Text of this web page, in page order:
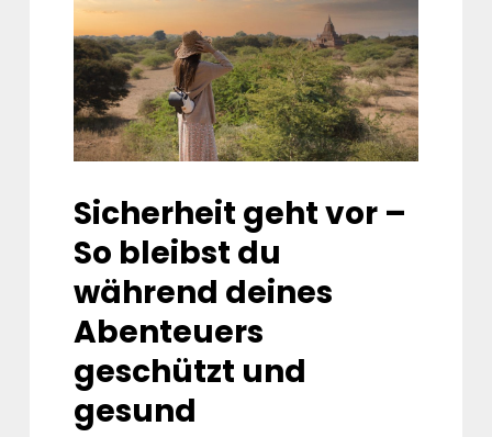
Sicherheit geht vor –
So bleibst du
während deines
Abenteuers
geschützt und
gesund